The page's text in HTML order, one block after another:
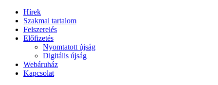
Hírek
Szakmai tartalom
Felszerelés
Előfizetés
Nyomtatott újság
Digitális újság
Webáruház
Kapcsolat